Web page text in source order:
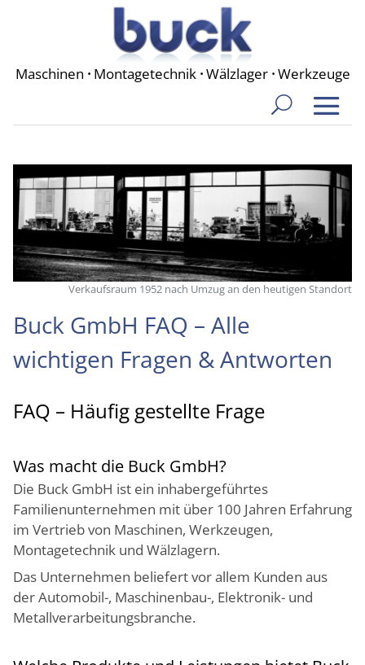
Maschinen ·Montagetechnik ·Wälzlager ·Werkzeuge
Verkaufsraum 1952 nach Umzug an den heutigen Standort
Buck GmbH FAQ – Alle
wichtigen Fragen & Antworten
FAQ – Häufig gestellte Frage
Was macht die Buck GmbH?
Die Buck GmbH ist ein inhabergeführtes
Familienunternehmen mit über 100 Jahren Erfahrung
im Vertrieb von Maschinen, Werkzeugen,
Montagetechnik und Wälzlagern.
Das Unternehmen beliefert vor allem Kunden aus
der Automobil-, Maschinenbau-, Elektronik- und
Metallverarbeitungsbranche.